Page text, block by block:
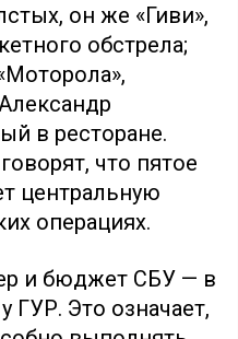
он же «Гиви»,
обстрела;
в ресторане.
что пятое
центральную
операциях.
и бюджет СБУ — в
ГУР. Это означает,